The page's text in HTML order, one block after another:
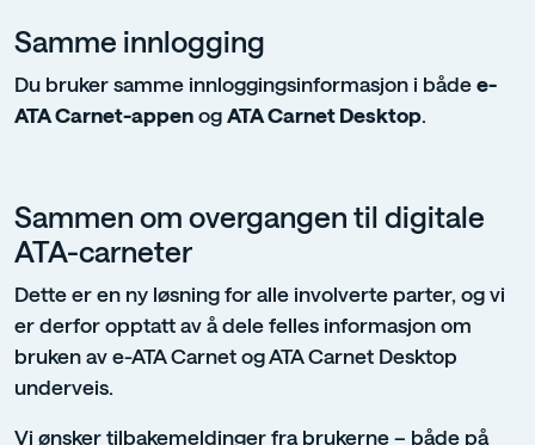
Samme innlogging
Du bruker samme innloggingsinformasjon i både e-
ATA Carnet-appen og ATA Carnet Desktop
Sammen om overgangen til digitale
ATA-carneter
Dette er en ny løsning for alle involverte parter, og vi
er derfor opptatt av å dele felles informasjon om
bruken av e-ATA Carnet og ATA Carnet Desktop
underveis.
Vi ønsker tilbakemeldinger fra brukerne – både på